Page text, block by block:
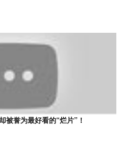
被誉为最好看的“烂片”！